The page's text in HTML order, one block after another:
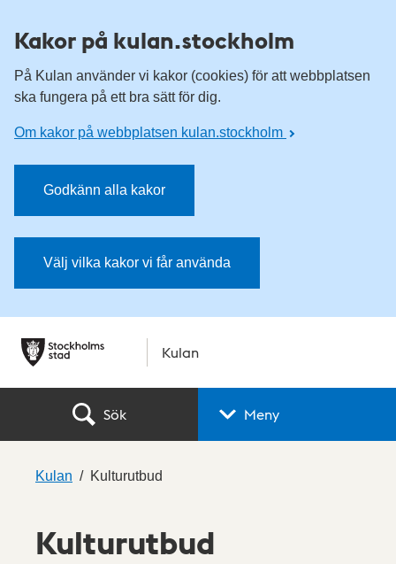
Kakor på kulan.stockholm
På Kulan använder vi kakor (cookies) för att webbplatsen
ska fungera på ett bra sätt för dig.
Om kakor på webbplatsen kulan.stockholm
Godkänn alla kakor
Välj vilka kakor vi får använda
Kulan
Sök Meny
Kulan Kulturutbud
Kulturutbud